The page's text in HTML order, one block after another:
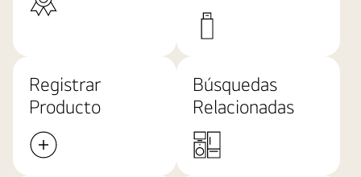
Registrar
Producto
Búsquedas
Relacionadas